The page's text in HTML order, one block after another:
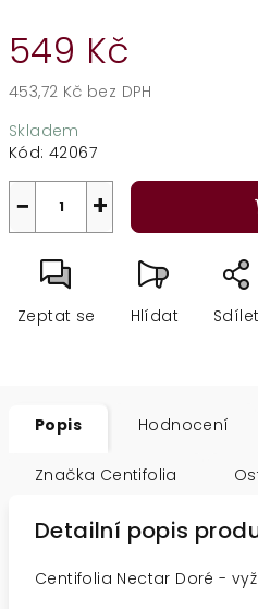
549 Kč
453,72 Kč bez DPH
cena:
Skladem
Kód: 42067
+
−
Zeptat se Hlídat Sdílet
Popis Hodnocení
Značka Centifolia
Detailní popis
Centifolia Nectar Doré -